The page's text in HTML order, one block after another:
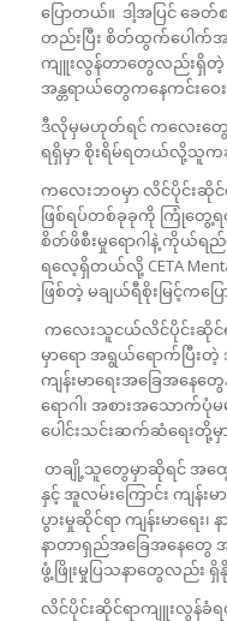
ပြောတယ်။ ဒါ့အပြင် ခေ
တည်းပြီး စိတ်ထွက်ပေါက်
ကျူးလွန်တာတွေလည်း
အန္တရာယ်တွေကနေကင်းဝ
ဒီလိုမှမဟုတ်ရင် ကလေးတွ
ရရှိမှာ စိုးရိမ်ရတယ်လို့သူက
ကလေးဘဝမှာ လိင်ပိုင်းဆိုင်
ဖြစ်ရပ်တစ်ခုခုကို ကြုံတွ
စိတ်ဖိစီးမှုရောဂါနဲ့ ကိုယ်
ရလေ့ရှိတယ်လို့ CETA
ဖြစ်တဲ့ မချယ်ရီစိုးမြင့်ကပြ
ကလေးသူငယ်လိင်ပိုင်းဆိုင်
မှာရော အရွယ်ရောက်ပြီးတဲ့
ကျန်းမာရေးအခြေအနေတွ
ရောဂါ၊ အစားအသောက်
ပေါင်းသင်းဆက်ဆံရေးတို့
တချို့သူတွေမှာဆိုရင် အထွေ
နှင့် အူလမ်းကြောင်း ကျန်းမ
ပွားမှုဆိုင်ရာ ကျန်းမာရေ
နာတာရှည်အခြေအနေတွေ အ
ဖွံ့ဖြိုးမှုပြသနာတွေလည်း
လိင်ပိုင်းဆိုင်ရာကျူးလွန်ခံရ